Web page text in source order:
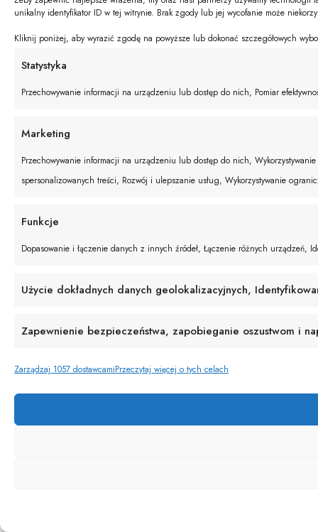
unikalny identyfikator ID w tej witrynie. Brak zgody lub jej wycofanie może
Kliknij poniżej, aby wyrazić zgodę na powyższe lub dokonać szczegółowych
Statystyka
Przechowywanie informacji na urządzeniu lub dostęp do nich, Pomiar
Marketing
Przechowywanie informacji na urządzeniu lub dostęp do nich,
spersonalizowanych treści, Rozwój i ulepszanie usług, Wykorzystywanie
Funkcje
Dopasowanie i łączenie danych z innych źródeł, Łączenie różnych urządzeń,
Użycie dokładnych danych geolokalizacyjnych,
Zapewnienie bezpieczeństwa, zapobieganie oszustwom i
Zarządzaj 1057 dostawcamiPrzeczytaj więcej o tych celach